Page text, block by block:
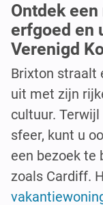
Ontdek
erfgoed en
Verenigd
Brixton straalt
uit met zijn
cultuur.
sfeer, kunt u
een bezoek te
zoals Cardiff.